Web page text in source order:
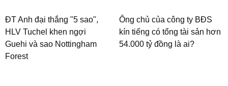
ĐT Anh đại thắng "5 sao",
HLV Tuchel khen ngợi
Guehi và sao Nottingham
Forest
Ông chủ của công ty BĐS
kín tiếng có tổng tài sản hơn
54.000 tỷ đồng là ai?